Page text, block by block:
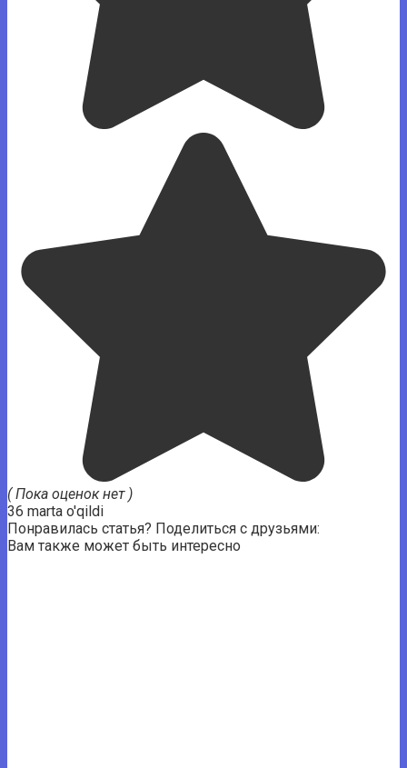
( Пока оценок нет )
36 marta o'qildi
Понравилась статья? Поделиться с друзьями:
Вам также может быть интересно